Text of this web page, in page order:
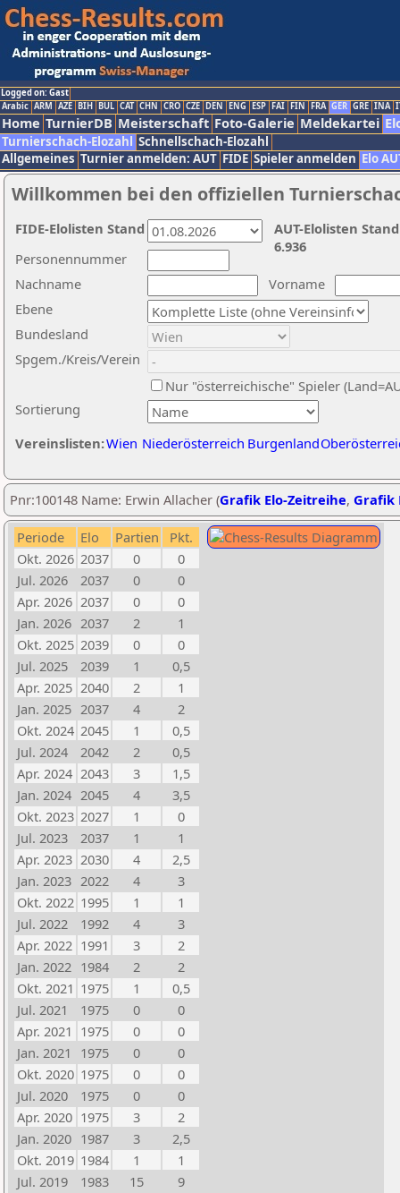
Logged on: Gast
Arabic ARM AZE BIH BUL CAT CHN CRO CZE DEN ENG ESP FAI FIN FRA GER GRE INA
Home TurnierDB Meisterschaft Foto-Galerie Meldekartei
Turnierschach-Elozahl Schnellschach-Elozahl
Allgemeines Turnier anmelden: AUT FIDE Spieler anmelden Elo
Willkommen bei den offiziellen
Nachname
Vorname
Ebene
Sortierung
Personennummer
Bundesland
Spgem./Kreis/Verein
Nur "österreichische" Spieler
Vereinslisten:Wien Niederösterreich Burgenland
AUT-Elolisten
6.936
FIDE-Elolisten Stand
Pnr:100148 Name: Erwin Allacher (Grafik Elo-Zeitreihe, Grafik
Periode Elo Partien
Pkt.
Okt. 2026 2037 0
0
Jul. 2026
2037 0
0
Apr. 2026 2037 0
0
Jan. 2026 2037 2
1
Okt. 2025 2039 0
0
Jul. 2025
2039 1
0,5
Apr. 2025 2040 2
1
Jan. 2025 2037 4
2
Okt. 2024 2045 1
0,5
Jul. 2024
2042 2
0,5
Apr. 2024 2043 3
1,5
Jan. 2024 2045 4
3,5
Okt. 2023 2027 1
0
Jul. 2023
2037 1
1
Apr. 2023 2030 4
2,5
Jan. 2023 2022 4
3
Okt. 2022 1995 1
1
Jul. 2022
1992 4
3
Apr. 2022 1991 3
2
Jan. 2022 1984 2
2
Okt. 2021 1975 1
0,5
Jul. 2021
1975 0
0
Apr. 2021 1975 0
0
Jan. 2021
1975 0
0
Okt. 2020 1975 0
0
Jul. 2020
1975 0
0
Apr. 2020 1975 3
2
Jan. 2020 1987 3
2,5
Okt. 2019 1984 1
1
Jul. 2019
1983 15
9